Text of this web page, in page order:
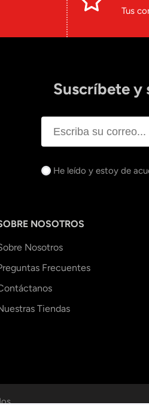
Tus
Suscríbete y
He leído y estoy de
NOSOTROS
Nosotros
Frecuentes
Tiendas